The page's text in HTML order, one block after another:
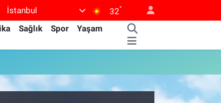
İstanbul 32°
Sağlık Spor
Yaşam